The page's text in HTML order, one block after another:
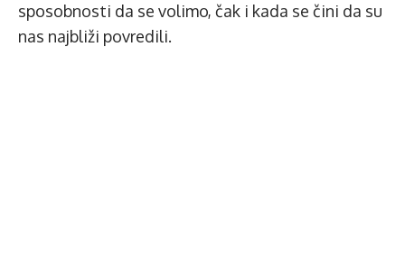
sposobnosti da se volimo, čak i kada se čini da su
nas najbliži povredili.